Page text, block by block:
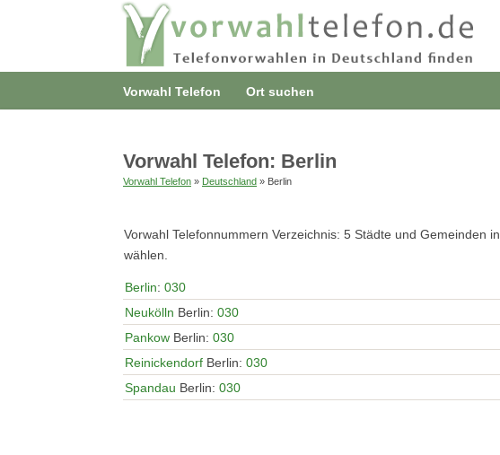
Vorwahl Telefon Ort suchen
Vorwahl Telefon: Berlin
Vorwahl Telefon » Deutschland » Berlin
Vorwahl Telefonnummern Verzeichnis: 5 Städte und Gemeinden in
wählen.
Berlin: 030
Neukölln Berlin: 030
Pankow Berlin: 030
Reinickendorf Berlin: 030
Spandau Berlin: 030